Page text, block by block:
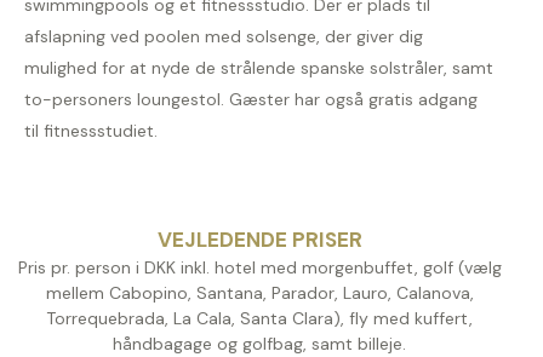
swimmingpools og et fitnessstudio. Der er plads til
afslapning ved poolen med solsenge, der giver dig
mulighed for at nyde de strålende spanske solstråler, samt
to-personers loungestol. Gæster har også gratis adgang
til fitnessstudiet.
VEJLEDENDE PRISER
Pris pr. person i DKK inkl. hotel med morgenbuffet, golf (vælg
mellem Cabopino, Santana, Parador, Lauro, Calanova,
Torrequebrada, La Cala, Santa Clara), fly med kuffert,
håndbagage og golfbag, samt billeje.